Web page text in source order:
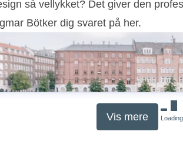
så vellykket? Det giver den
Bötker dig svaret på her.
Vis mere